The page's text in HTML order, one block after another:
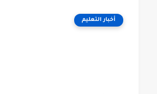
أخبار التعليم